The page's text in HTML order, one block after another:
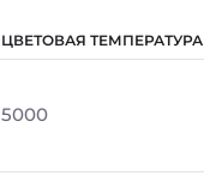
ЦВЕТОВАЯ ТЕМПЕРАТУРА
5000